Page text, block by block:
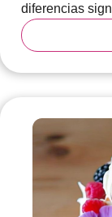
diferencias